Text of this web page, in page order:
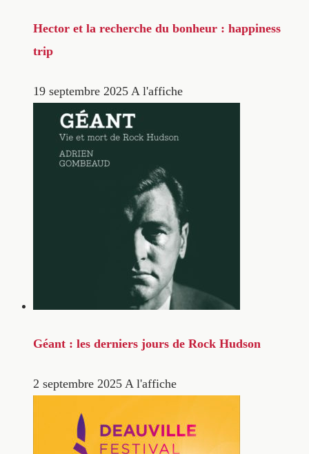
Hector et la recherche du bonheur : happiness
trip
19 septembre 2025 A l'affiche
Géant : les derniers jours de Rock Hudson
2 septembre 2025 A l'affiche